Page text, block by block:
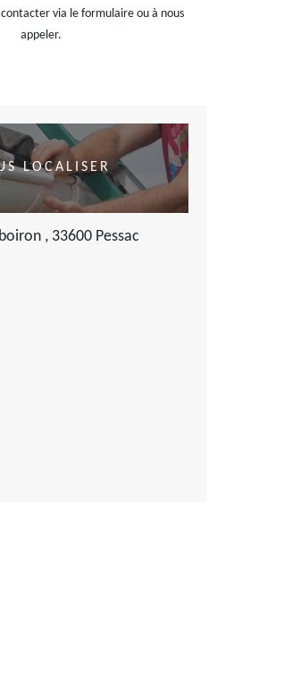
contacter via le formulaire ou à nous
appeler.
LOCALISER
, 33600 Pessac